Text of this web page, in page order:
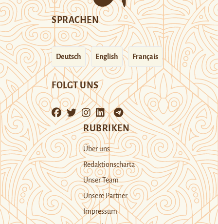
SPRACHEN
Deutsch English Français
FOLGT UNS
RUBRIKEN
Über uns
Redaktionscharta
Unser Team
Unsere Partner
Impressum